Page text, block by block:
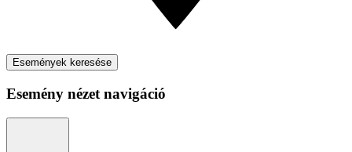
Események keresése
Esemény nézet navigáció